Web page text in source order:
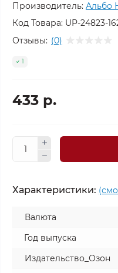
Производитель: Альбо
Код Товара: UP-24823-
Отзывы: (0)
1
433 р.
Характеристики:
Валюта
Год выпуска
Издательство_Озон